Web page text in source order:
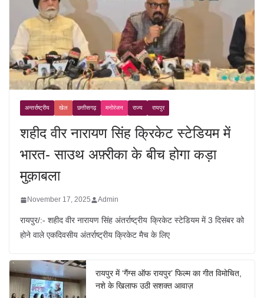
अन्तर्राष्ट्रीय खेल छत्तीसगढ़ मनोरंजन राज्य रायपुर
शहीद वीर नारायण सिंह क्रिकेट स्टेडियम में
भारत- साउथ अफ़्रीका के बीच होगा कड़ा
मुक़ाबला
November 17, 2025 Admin
रायपुर/:- शहीद वीर नारायण सिंह अंतर्राष्ट्रीय क्रिकेट स्टेडियम में 3 दिसंबर को
होने वाले एकदिवसीय अंतर्राष्ट्रीय क्रिकेट मैच के लिए
रायपुर में ‘गैंग्स ऑफ रायपुर’ फिल्म का गीत विमोचित,
नशे के खिलाफ उठी सशक्त आवाज़